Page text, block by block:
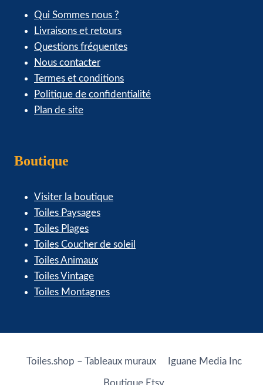
Qui Sommes nous ?
Livraisons et retours
Questions fréquentes
Nous contacter
Termes et conditions
Politique de confidentialité
Plan de site
Boutique
Visiter la boutique
Toiles Paysages
Toiles Plages
Toiles Coucher de soleil
Toiles Animaux
Toiles Vintage
Toiles Montagnes
Toiles.shop – Tableaux muraux Iguane Media Inc
Boutique Etsy